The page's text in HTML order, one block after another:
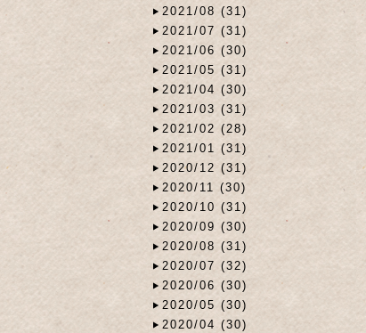
2021/08 (31)
2021/07 (31)
2021/06 (30)
2021/05 (31)
2021/04 (30)
2021/03 (31)
2021/02 (28)
2021/01 (31)
2020/12 (31)
2020/11 (30)
2020/10 (31)
2020/09 (30)
2020/08 (31)
2020/07 (32)
2020/06 (30)
2020/05 (30)
2020/04 (30)